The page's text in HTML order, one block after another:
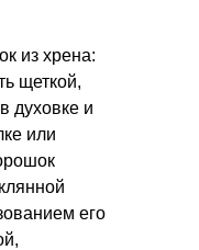
из хрена:
щеткой,
духовке и
или
его